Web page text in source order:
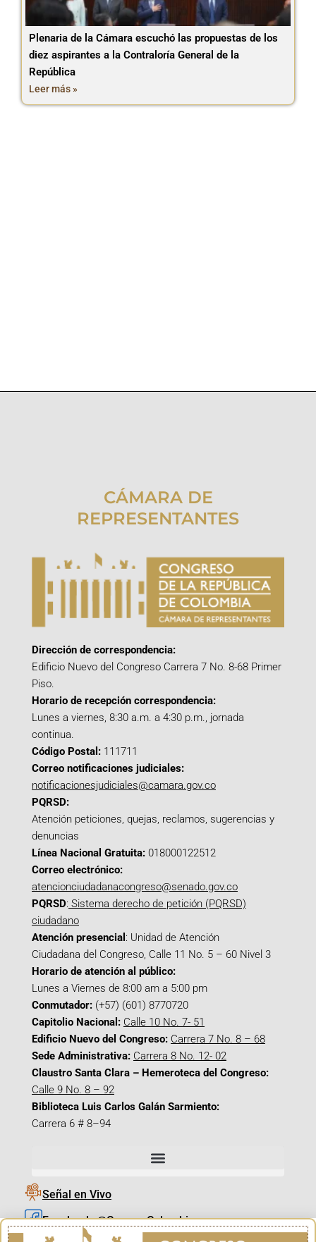
Plenaria de la Cámara escuchó las propuestas de los
diez aspirantes a la Contraloría General de la
República
Leer más »
CÁMARA DE
REPRESENTANTES
Dirección de correspondencia:
Edificio Nuevo del Congreso Carrera 7 No. 8-68 Primer
Piso.
Horario de recepción correspondencia:
Lunes a viernes, 8:30 a.m. a 4:30 p.m., jornada
continua.
Código Postal: 111711
Correo notificaciones judiciales:
notificacionesjudiciales@camara.gov.co
PQRSD:
Atención peticiones, quejas, reclamos, sugerencias y
denuncias
Línea Nacional Gratuita: 018000122512
Correo electrónico:
atencionciudadanacongreso@senado.gov.co
PQRSD: Sistema derecho de petición (PQRSD)
ciudadano
Atención presencial : Unidad de Atención
Ciudadana del Congreso, Calle 11 No. 5 – 60 Nivel 3
Horario de atención al público:
Lunes a Viernes de 8:00 am a 5:00 pm
Conmutador: (+57) (601) 8770720
Capitolio Nacional: Calle 10 No. 7- 51
Edificio Nuevo del Congreso: Carrera 7 No. 8 – 68
Sede Administrativa: Carrera 8 No. 12- 02
Claustro Santa Clara – Hemeroteca del Congreso:
Calle 9 No. 8 – 92
Biblioteca Luis Carlos Galán Sarmiento:
Carrera 6 # 8–94
Señal en Vivo
Facebook_@CamaraColombia